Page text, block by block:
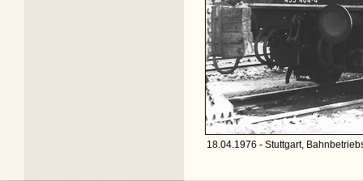
18.04.1976 - Stuttgart,